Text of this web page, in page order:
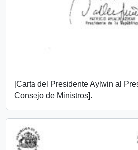
[Carta del Presidente Aylwin al
Consejo de Ministros].